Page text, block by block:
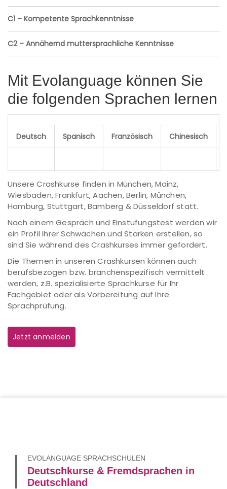
C1 – Kompetente Sprachkenntnisse
C2 – Annähernd muttersprachliche Kenntnisse
Mit Evolanguage können Sie
die folgenden Sprachen lernen
Deutsch Spanisch Französisch Chinesisch
Unsere Crashkurse finden in München, Mainz,
Wiesbaden, Frankfurt, Aachen, Berlin, München,
Hamburg, Stuttgart, Bamberg & Düsseldorf statt.
Nach einem Gespräch und Einstufungstest werden wir
ein Profil Ihrer Schwächen und Stärken erstellen, so
sind Sie während des Crashkurses immer gefordert.
Die Themen in unseren Crashkursen können auch
berufsbezogen bzw. branchenspezifisch vermittelt
werden, z.B. spezialisierte Sprachkurse für Ihr
Fachgebiet oder als Vorbereitung auf Ihre
Sprachprüfung.
Jetzt anmelden
EVOLANGUAGE SPRACHSCHULEN
Deutschkurse & Fremdsprachen in
Deutschland